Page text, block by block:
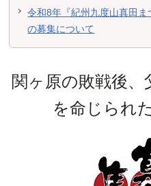
令和8年『紀州九度山真田
の募集について
関ヶ原の敗戦後
を命じられ